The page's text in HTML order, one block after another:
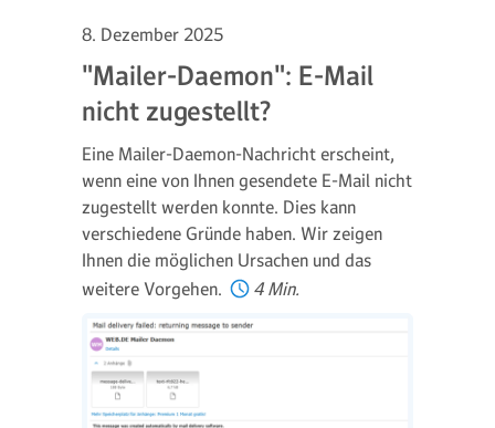
8. Dezember 2025
"Mailer-Daemon": E-Mail
nicht zugestellt?
Eine Mailer-Daemon-Nachricht erscheint,
wenn eine von Ihnen gesendete E-Mail nicht
zugestellt werden konnte. Dies kann
verschiedene Gründe haben. Wir zeigen
Ihnen die möglichen Ursachen und das
weitere Vorgehen.
4 Min.